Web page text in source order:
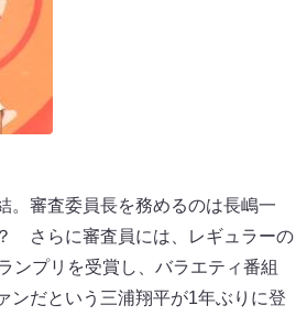
。審査委員長を務めるのは長嶋一
さらに審査員には、レギュラーの
ンプリを受賞し、バラエティ番組
ンだという三浦翔平が1年ぶりに登